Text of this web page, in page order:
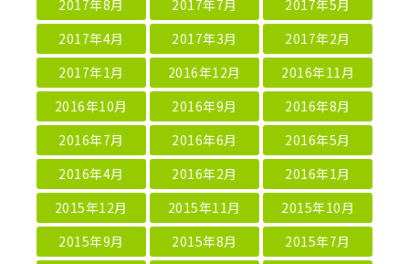
2017年8月
2017年7月
2017年5月
2017年4月
2017年3月
2017年2月
2017年1月
2016年12月
2016年11月
2016年10月
2016年9月
2016年8月
2016年7月
2016年6月
2016年5月
2016年4月
2016年2月
2016年1月
2015年12月
2015年11月
2015年10月
2015年9月
2015年8月
2015年7月